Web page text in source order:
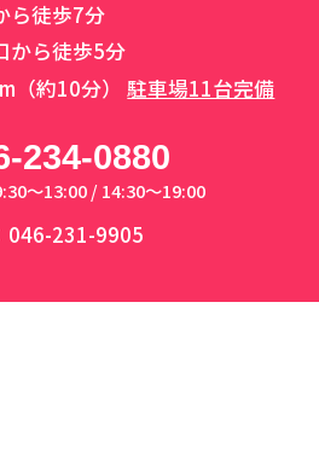
ら徒歩7分
から徒歩5分
（約10分）駐車場11台完備
234-0880
～13:00 / 14:30～19:00
046-231-9905